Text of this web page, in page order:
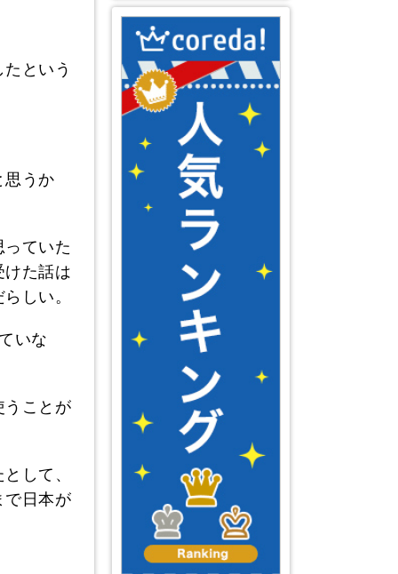
という
思うか
ていた
けた話は
しい。
いな
うことが
して、
で日本が